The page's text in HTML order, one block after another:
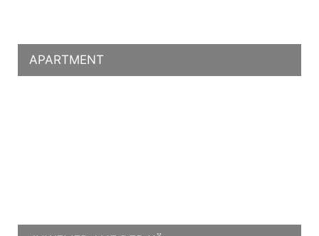
APARTMENT